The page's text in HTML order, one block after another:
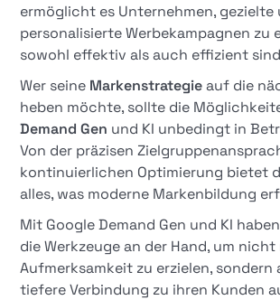
ermöglicht es Unternehmen, gezielte
personalisierte Werbekampagnen zu
sowohl effektiv als auch effizient
Wer seine Markenstrategieauf die
heben möchte, sollte die
Demand Gen und KI unbedingt in
Von der präzisen
kontinuierlichen Optimierung bietet
alles, was moderne Markenbildung
Mit Google Demand Gen und KI
die Werkzeuge an der Hand, um
Aufmerksamkeit zu erzielen, sondern
tiefere Verbindung zu ihren Kunden